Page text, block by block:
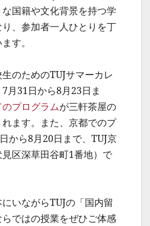
国籍や文化背景を持つ学
、参加者一人ひとりを丁
す。
のためのTUJサマーカレ
月31日から8月23日ま
プログラムが三軒茶屋の
ます。また、京都でのプ
から8月20日まで、TUJ京
区深草田谷町1番地）で
いながらTUJの「国内留
ではの授業をぜひご体感